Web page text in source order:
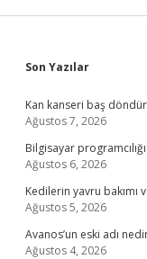
Sidebar
Son Yazılar
Kan kanseri baş
Ağustos 7, 2026
Bilgisayar
Ağustos 6, 2026
Kedilerin yavru bakımı
Ağustos 5, 2026
Avanos’un eski adı
Ağustos 4, 2026